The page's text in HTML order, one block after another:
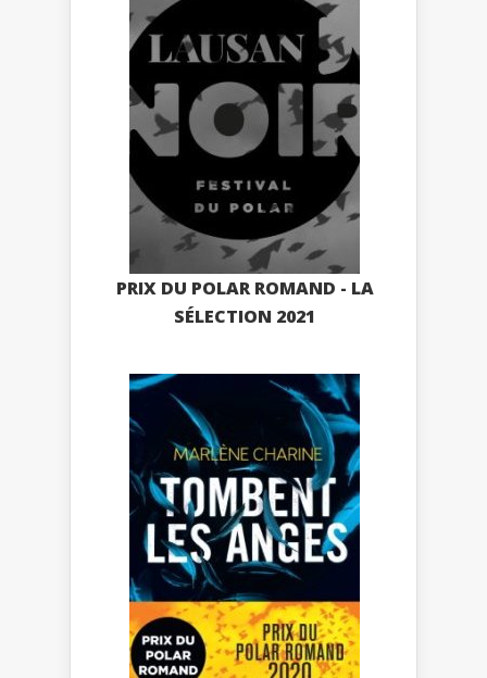
PRIX DU POLAR ROMAND - LA
SÉLECTION 2021